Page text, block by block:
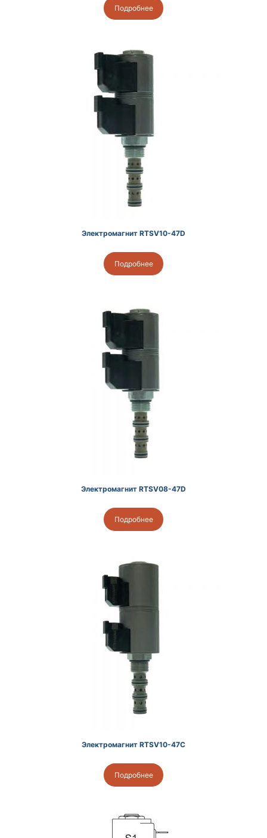
Подробнее
Электромагнит RTSV10-47D
Подробнее
Электромагнит RTSV08-47D
Подробнее
Электромагнит RTSV10-47C
Подробнее